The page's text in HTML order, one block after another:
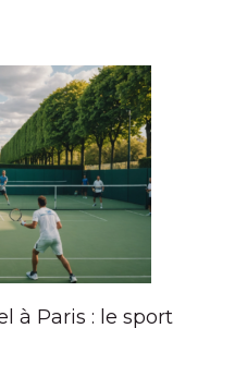
à Paris : le sport